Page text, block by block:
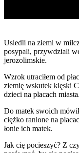
Usiedli na ziemi w
posypali, przywdziali
jerozolimskie.
Wzrok utraciłem od
ziemię wskutek klęski
dzieci na placach miasta.
Do matek swoich
ciężko ranione na
łonie ich matek.
Jak cię pocieszyć? Z